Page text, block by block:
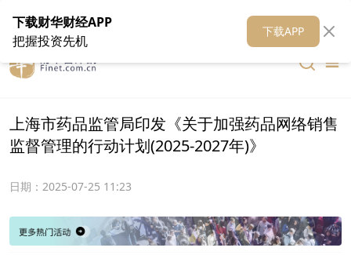
在线客服 关于我们 财华媒体矩阵 财华智库
上海市药品监管局印发《关于加强药品网络销售
监督管理的行动计划(2025-2027年)》
日期： 2025-07-25 11:23
下载财华财经APP
把握投资先机
下载APP